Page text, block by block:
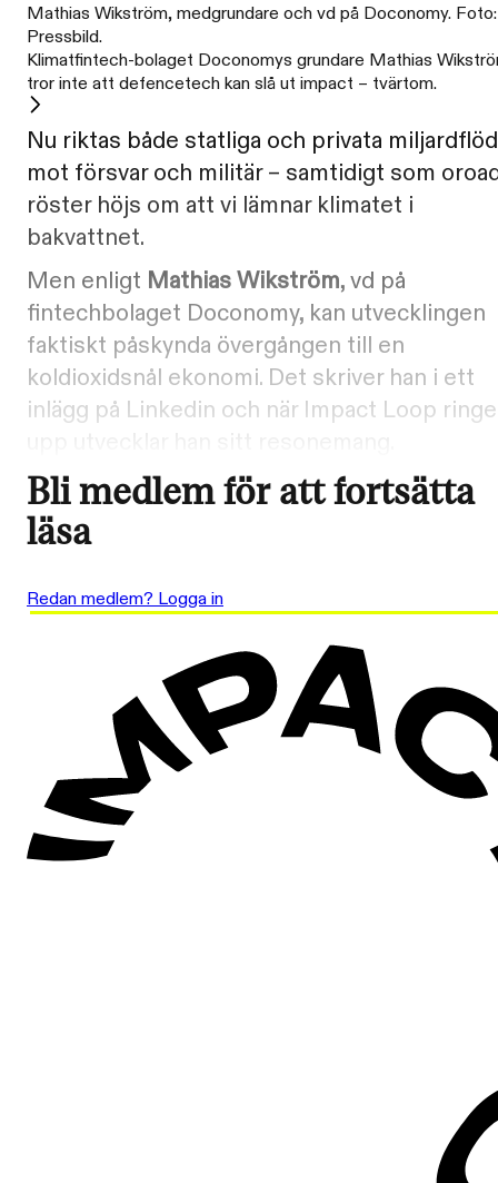
Mathias Wikström, medgrundare och vd på Doconomy. Foto:
Pressbild.
Klimatfintech-bolaget Doconomys grundare Mathias
tror inte att defencetech kan slå ut impact – tvärtom.
Nu riktas både statliga och privata
mot försvar och militär – samtidigt som
röster höjs om att vi lämnar klimatet i
bakvattnet.
Men enligt Mathias Wikström, vd på
fintechbolaget Doconomy, kan utvecklingen
faktiskt påskynda övergången till en
koldioxidsnål ekonomi. Det skriver han i ett
inlägg på Linkedin och när Impact Loop
Bli medlem för att fortsätta
läsa
Redan medlem? Logga in